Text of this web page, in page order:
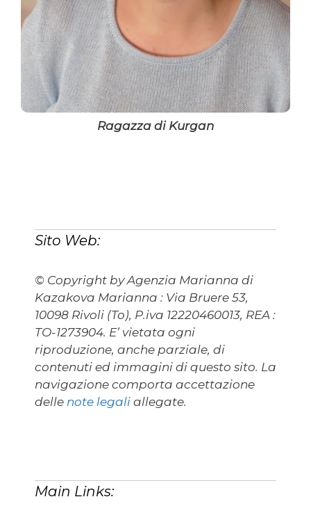
Ragazza di Kurgan
Sito Web:
© Copyright by Agenzia Marianna di
Kazakova Marianna : Via Bruere 53,
10098 Rivoli (To), P.iva 12220460013, REA :
TO-1273904. E’ vietata ogni
riproduzione, anche parziale, di
contenuti ed immagini di questo sito. La
navigazione comporta accettazione
delle note legali allegate.
Main Links: